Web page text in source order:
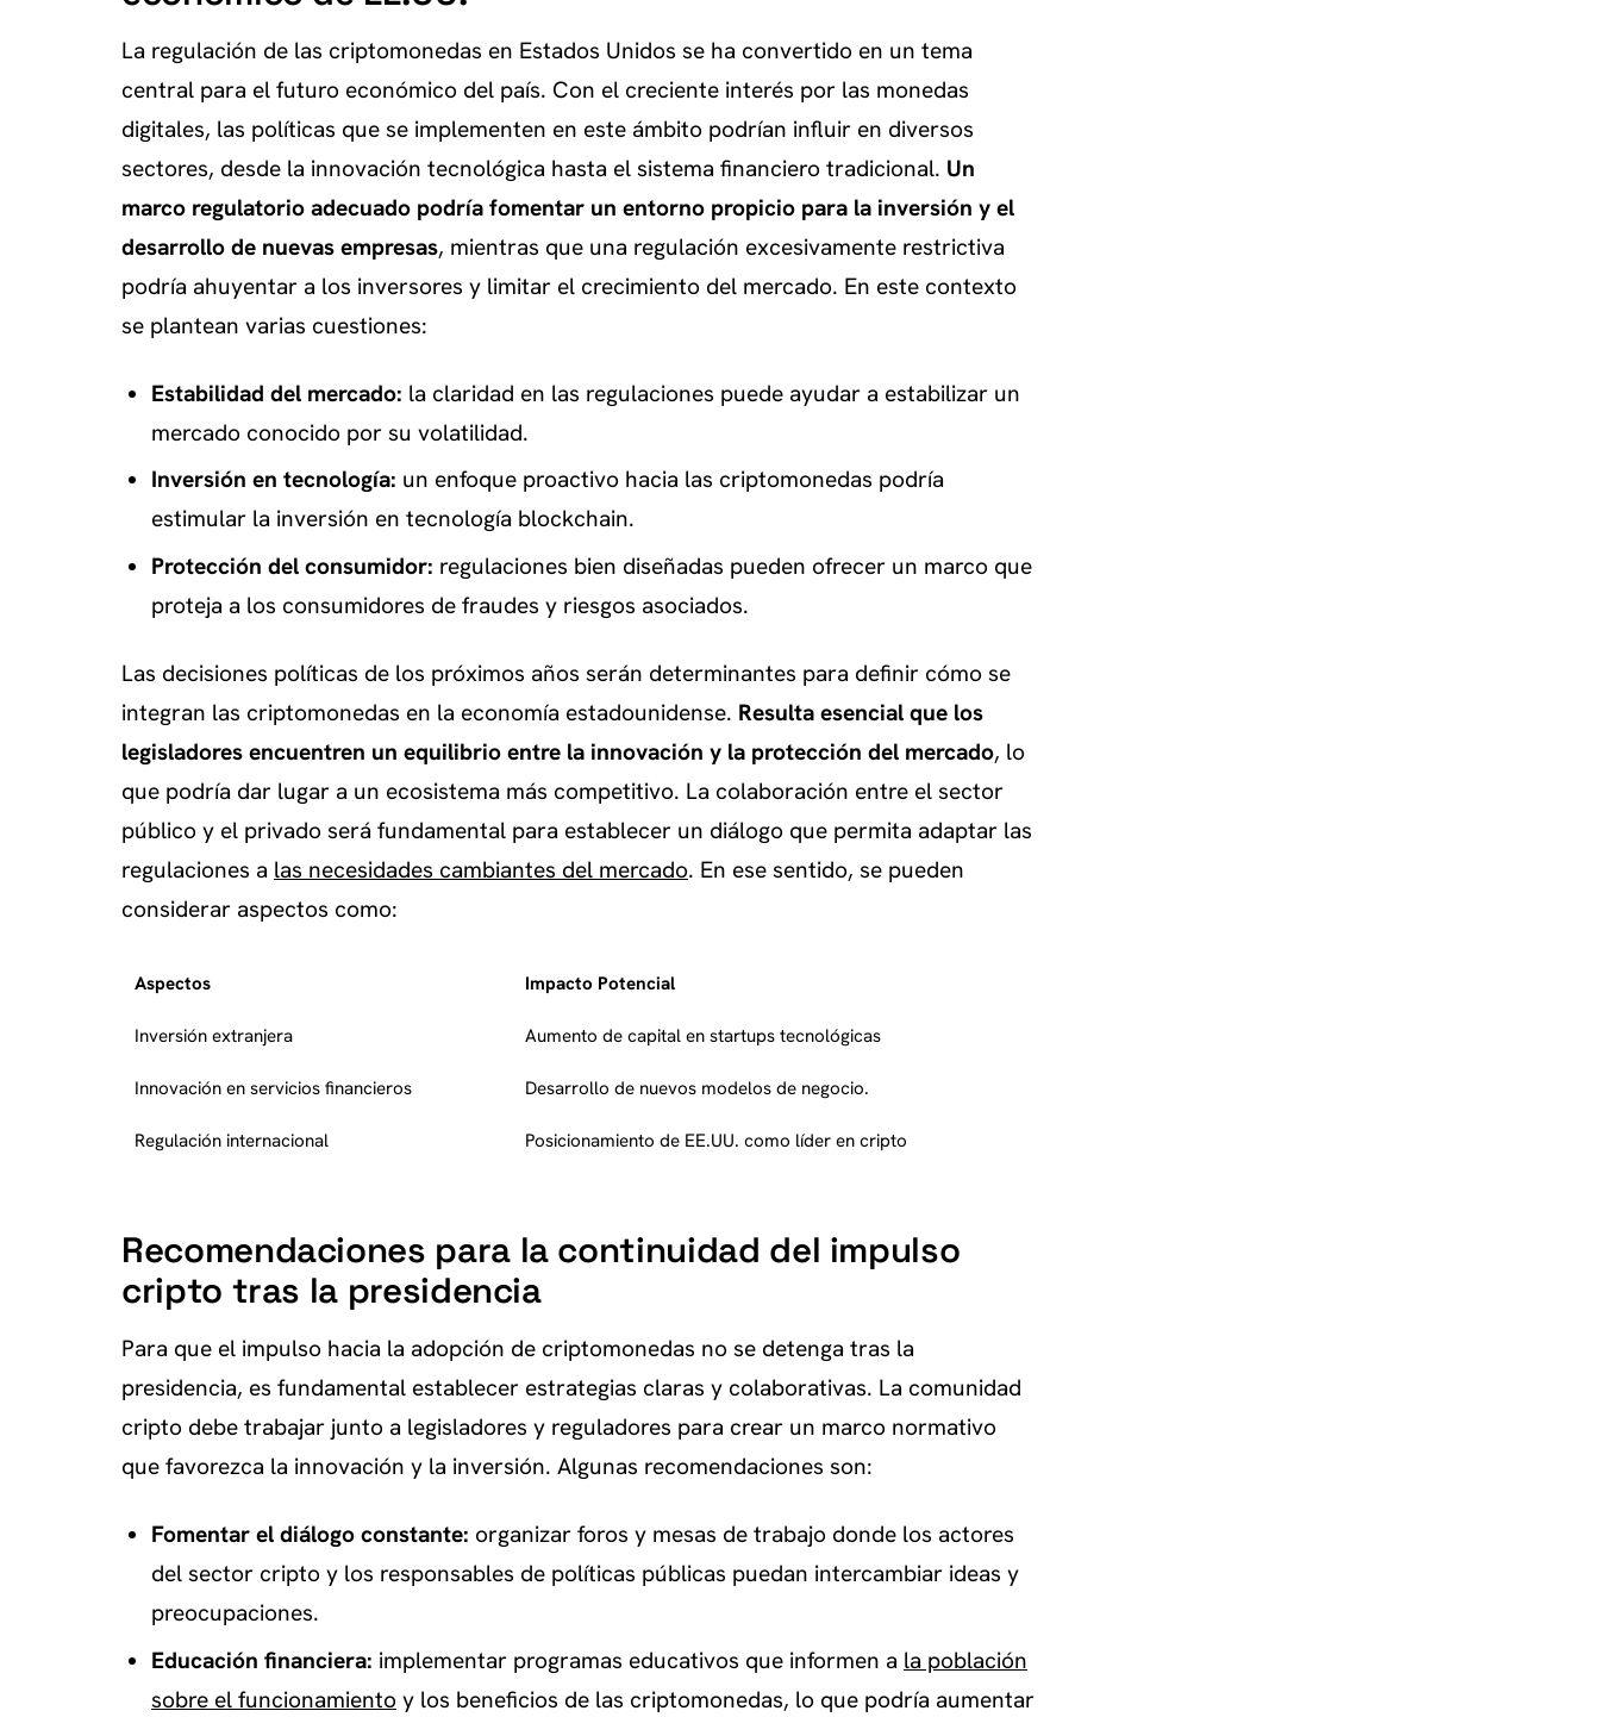
La regulación de las criptomonedas en Estados Unidos se ha convertido en un tema
central para el futuro económico del país. Con el creciente interés por las monedas
digitales, las políticas que se implementen en este ámbito podrían influir en diversos
sectores, desde la innovación tecnológica hasta el sistema financiero tradicional. Un
marco regulatorio adecuado podría fomentar un entorno propicio para la inversión y el
desarrollo de nuevas empresas, mientras que una regulación excesivamente restrictiva
podría ahuyentar a los inversores y limitar el crecimiento del mercado. En este contexto
se plantean varias cuestiones:
Estabilidad del mercado: la claridad en las regulaciones puede ayudar a estabilizar un
mercado conocido por su volatilidad.
Inversión en tecnología: un enfoque proactivo hacia las criptomonedas podría
estimular la inversión en tecnología blockchain.
Protección del consumidor: regulaciones bien diseñadas pueden ofrecer un marco que
proteja a los consumidores de fraudes y riesgos asociados.
Las decisiones políticas de los próximos años serán determinantes para definir cómo se
integran las criptomonedas en la economía estadounidense. Resulta esencial que los
legisladores encuentren un equilibrio entre la innovación y la protección del mercado, lo
que podría dar lugar a un ecosistema más competitivo. La colaboración entre el sector
público y el privado será fundamental para establecer un diálogo que permita adaptar las
regulaciones a las necesidades cambiantes del mercado. En ese sentido, se pueden
considerar aspectos como:
Aspectos Impacto Potencial
Inversión extranjera Aumento de capital en startups tecnológicas
Innovación en servicios financieros Desarrollo de nuevos modelos de negocio.
Regulación internacional Posicionamiento de EE.UU. como líder en cripto
Recomendaciones para la continuidad del impulso
cripto tras la presidencia
Para que el impulso hacia la adopción de criptomonedas no se detenga tras la
presidencia, es fundamental establecer estrategias claras y colaborativas. La comunidad
cripto debe trabajar junto a legisladores y reguladores para crear un marco normativo
que favorezca la innovación y la inversión. Algunas recomendaciones son:
Fomentar el diálogo constante: organizar foros y mesas de trabajo donde los actores
del sector cripto y los responsables de políticas públicas puedan intercambiar ideas y
preocupaciones.
Educación financiera: implementar programas educativos que informen a la población
sobre el funcionamiento y los beneficios de las criptomonedas, lo que podría aumentar